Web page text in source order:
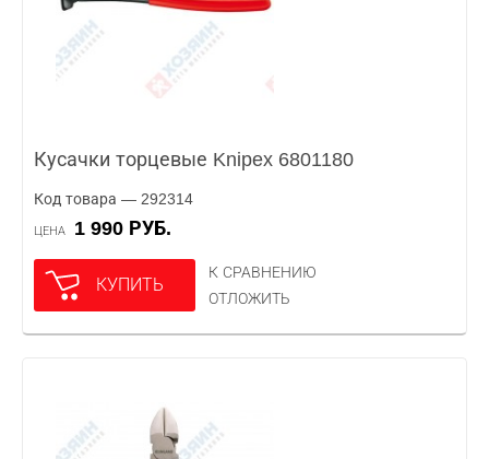
Кусачки торцевые Knipex 6801180
Код товара — 292314
ЦЕНА 1 990 РУБ.
КУПИТЬ
К СРАВНЕНИЮ
ОТЛОЖИТЬ